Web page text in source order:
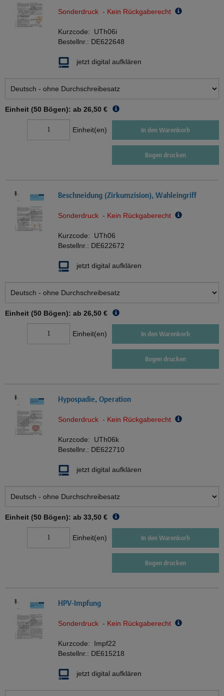
Sonderdruck - Kein Rückgaberecht
Kurzcode: UTh06i
Bestellnr.: DE622648
jetzt digital aufklären
Einheit (50 Bögen): ab 26,50 €
Einheit(en) In den Warenkorb
Bogen drucken
Beschneidung (Zirkumzision), Wahleingriff
Sonderdruck - Kein Rückgaberecht
Kurzcode: UTh06
Bestellnr.: DE622672
jetzt digital aufklären
Einheit (50 Bögen): ab 26,50 €
Einheit(en) In den Warenkorb
Bogen drucken
Hypospadie, Operation
Sonderdruck - Kein Rückgaberecht
Kurzcode: UTh06k
Bestellnr.: DE622710
jetzt digital aufklären
Einheit (50 Bögen): ab 33,50 €
Einheit(en) In den Warenkorb
Bogen drucken
HPV-Impfung
Sonderdruck - Kein Rückgaberecht
Kurzcode: Impf22
Bestellnr.: DE615218
jetzt digital aufklären